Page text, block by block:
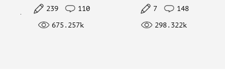
239
110
675.257k
7 148
298.322k